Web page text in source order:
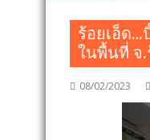
ร้อยเอ็ด
ในพื้นที่ จ.
08/02/2023